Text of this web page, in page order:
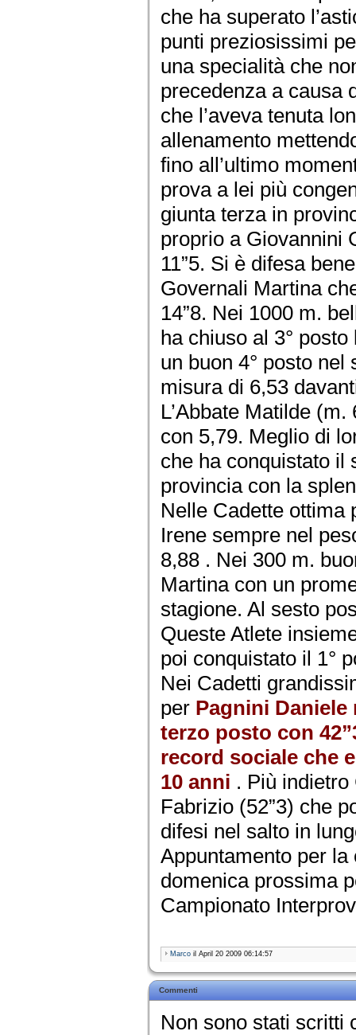
che ha superato
punti preziosissimi
una specialità che
precedenza a causa
che l’aveva tenuta
allenamento
fino all’ultimo
prova a lei più
giunta terza in
proprio a Giovannini
11”5. Si è difesa
Governali Martina
14”8. Nei 1000 m.
ha chiuso al 3°
un buon 4° posto
misura di 6,53
L’Abbate Matilde
con 5,79. Meglio di
che ha conquistato il
provincia con la
Nelle Cadette ottima
Irene sempre nel
8,88 . Nei 300 m.
Martina con un
stagione. Al sesto
Queste Atlete
poi conquistato il 1°
Nei Cadetti
per Pagnini Daniele
terzo posto con
record sociale che
10 anni . Più indietro
Fabrizio (52”3) che
difesi nel salto in
Appuntamento per
domenica prossima
Campionato
Marco il April 20 2009 06:14:57
Commenti
Non sono stati scritti